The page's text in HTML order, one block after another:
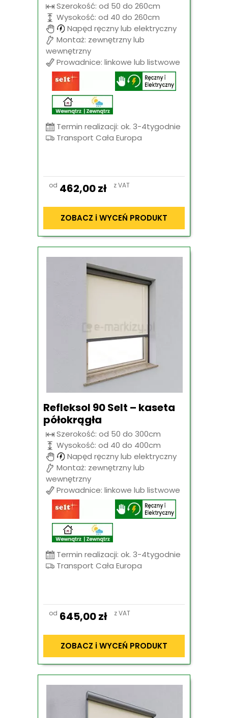
Szerokość: od 50 do 260cm
Wysokość: od 40 do 260cm
Napęd ręczny lub elektryczny
Montaż: zewnętrzny lub
wewnętrzny
Prowadnice: linkowe lub listwowe
Termin realizacji: ok. 3-4tygodnie
Transport Cała Europa
od 462,00zł z VAT
ZOBACZ i WYCEŃ PRODUKT
Refleksol 90 Selt – kaseta
półokrągła
Szerokość: od 50 do 300cm
Wysokość: od 40 do 400cm
Napęd ręczny lub elektryczny
Montaż: zewnętrzny lub
wewnętrzny
Prowadnice: linkowe lub listwowe
Termin realizacji: ok. 3-4tygodnie
Transport Cała Europa
od 645,00zł z VAT
ZOBACZ i WYCEŃ PRODUKT